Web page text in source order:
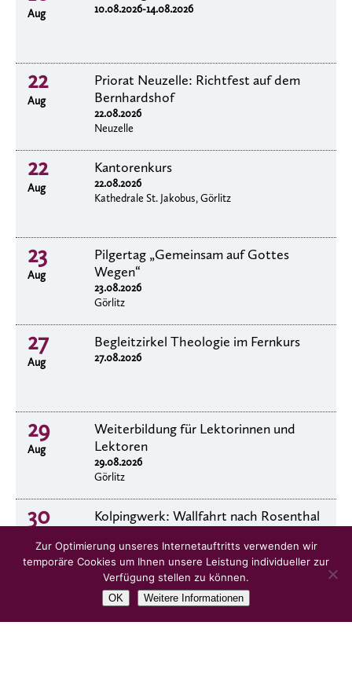
Aug 10.08.2026-14.08.2026
22
Aug
Priorat Neuzelle: Richtfest auf dem
Bernhardshof
22.08.2026
Neuzelle
22
Aug
Kantorenkurs
22.08.2026
Kathedrale St. Jakobus, Görlitz
23
Aug
Pilgertag „Gemeinsam auf Gottes
Wegen“
23.08.2026
Görlitz
27
Aug
Begleitzirkel Theologie im Fernkurs
27.08.2026
29
Aug
Weiterbildung für Lektorinnen und
Lektoren
29.08.2026
Görlitz
30 Kolpingwerk: Wallfahrt nach Rosenthal
alle Veranstaltungen
Zur Optimierung unseres Internetauftritts verwenden wir
temporäre Cookies um Ihnen unsere Leistung individueller zur
Verfügung stellen zu können.
OK Weitere Informationen